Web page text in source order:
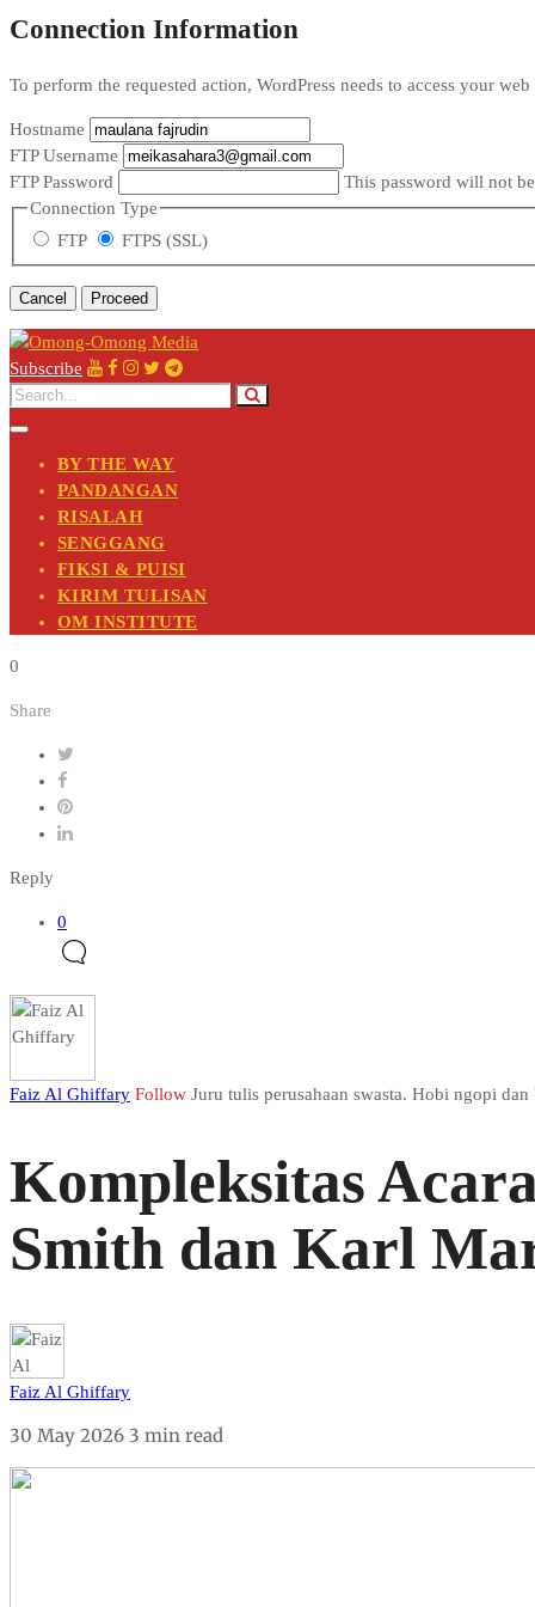
Connection Information
To perform the requested action, WordPress needs to access your
Hostname
FTP Username
FTP Password
This password will not
Connection Type
FTP
FTPS (SSL)
Cancel
Subscribe
BY THE WAY
PANDANGAN
RISALAH
SENGGANG
FIKSI & PUISI
KIRIM TULISAN
OM INSTITUTE
0
Share
Reply
0
Faiz Al Ghiffary Follow Juru tulis perusahaan swasta. Hobi ngopi dan
Kompleksitas
Smith dan Karl
Faiz Al Ghiffary
30 May 2026 3 min read